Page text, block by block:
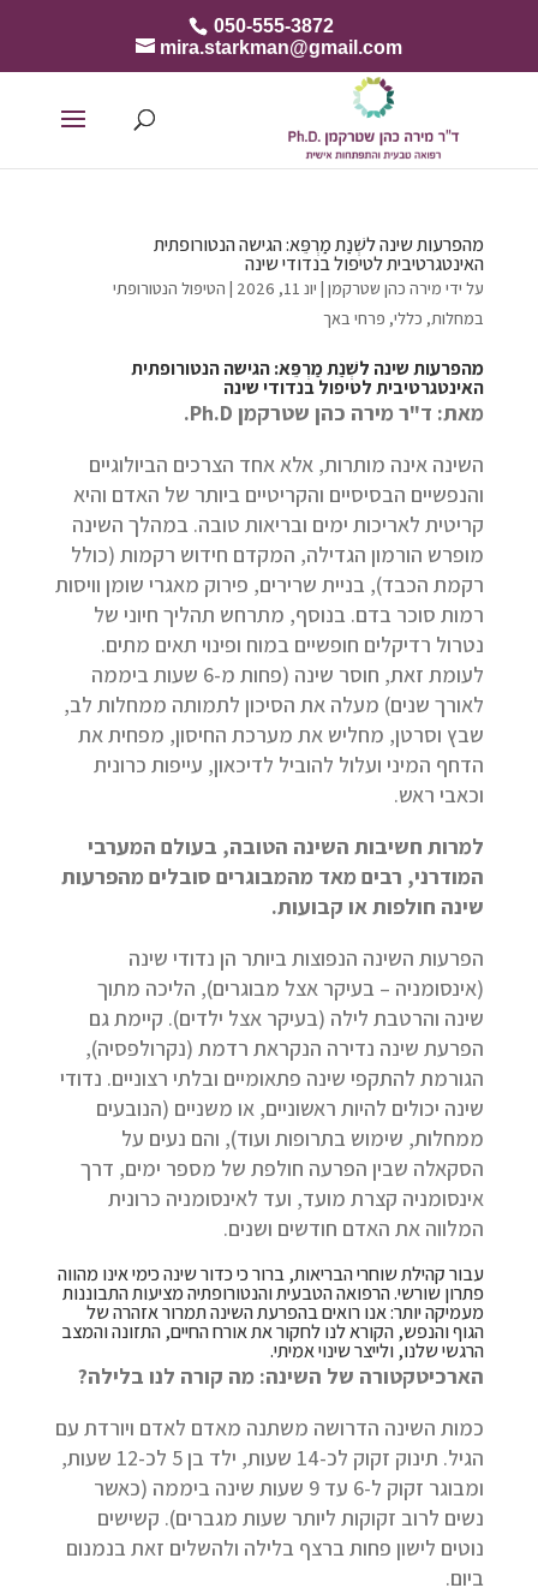
050-555-3872
mira.starkman@gmail.com
מהפרעות שינה לשְׁנַת מַרְפֵּא: הגישה הנטורופתית
האינטגרטיבית לטיפול בנדודי שינה
על ידי מירה כהן שטרקמן| יונ 11, 2026 | הטיפול הנטורופתי
במחלות, כללי, פרחי באך
מהפרעות שינה לשְׁנַת מַרְפֵּא:הגישה הנטורופתית
האינטגרטיבית לטיפול בנדודי שינה
מאת: ד"ר מירה כהן שטרקמן Ph.D.
השינה אינה מותרות, אלא אחד הצרכים הביולוגיים
והנפשיים הבסיסיים והקריטיים ביותר של האדם והיא
קריטית לאריכות ימים ובריאות טובה. במהלך השינה
מופרש הורמון הגדילה, המקדם חידוש רקמות (כולל
רקמת הכבד), בניית שרירים, פירוק מאגרי שומן וויסות
רמות סוכר בדם. בנוסף, מתרחש תהליך חיוני של
נטרול רדיקלים חופשיים במוח ופינוי תאים מתים.
לעומת זאת, חוסר שינה (פחות מ-6 שעות ביממה
לאורך שנים) מעלה את הסיכון לתמותה ממחלות לב,
שבץ וסרטן, מחליש את מערכת החיסון, מפחית את
הדחף המיני ועלול להוביל לדיכאון, עייפות כרונית
וכאבי ראש.
למרות חשיבות השינה הטובה, בעולם המערבי
המודרני, רבים מאד מהמבוגרים סובלים מהפרעות
שינה חולפות או קבועות.
הפרעות השינה הנפוצות ביותר הן נדודי שינה
(אינסומניה – בעיקר אצל מבוגרים), הליכה מתוך
שינה והרטבת לילה (בעיקר אצל ילדים). קיימת גם
הפרעת שינה נדירה הנקראת רדמת (נקרולפסיה),
הגורמת להתקפי שינה פתאומיים ובלתי רצוניים. נדודי
שינה יכולים להיות ראשוניים, או משניים (הנובעים
ממחלות, שימוש בתרופות ועוד), והם נעים על
הסקאלה שבין הפרעה חולפת של מספר ימים, דרך
אינסומניה קצרת מועד, ועד לאינסומניה כרונית
המלווה את האדם חודשים ושנים.
עבור קהילת שוחרי הבריאות, ברור כי כדור שינה כימי אינו מהווה
פתרון שורשי. הרפואה הטבעית והנטורופתיה מציעות התבוננות
מעמיקה יותר: אנו רואים בהפרעת השינה תמרור אזהרה של
הגוף והנפש, הקורא לנו לחקור את אורח החיים, התזונה והמצב
הרגשי שלנו, ולייצר שינוי אמיתי.
הארכיטקטורה של השינה: מה קורה לנו בלילה?
כמות השינה הדרושה משתנה מאדם לאדם ויורדת עם
הגיל. תינוק זקוק לכ-14 שעות, ילד בן 5 לכ-12 שעות,
ומבוגר זקוק ל-6 עד 9 שעות שינה ביממה (כאשר
נשים לרוב זקוקות ליותר שעות מגברים). קשישים
נוטים לישון פחות ברצף בלילה ולהשלים זאת בנמנום
ביום.